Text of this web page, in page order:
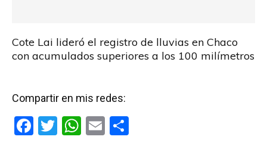
Cote Lai lideró el registro de lluvias en Chaco
con acumulados superiores a los 100 milímetros
Compartir en mis redes:
F
T
W E